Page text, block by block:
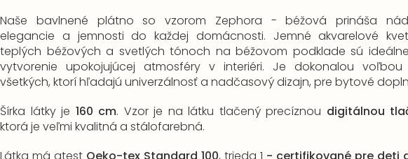
Naše bavlnené plátno so vzorom Zephora - béžová prináša
elegancie a jemnosti do každej domácnosti. Jemné akvarelové
teplých béžových a svetlých tónoch na béžovom podklade sú
vytvorenie upokojujúcej atmosféry v interiéri. Je dokonalou voľbou
všetkých, ktorí hľadajú univerzálnosť a nadčasový dizajn, pre bytové
Šírka látky je 160 cm. Vzor je na látku tlačený precíznou digitálnou
ktorá je veľmi kvalitná a stálofarebná.